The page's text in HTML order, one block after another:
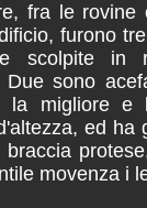
fra le rovine
furono
scolpite in
Due sono
la migliore e
ed ha
movenza i